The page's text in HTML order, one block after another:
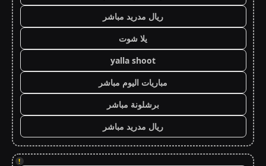
ريال مدريد مباشر
يلا شوت
yalla shoot
مباريات اليوم مباشر
برشلونة مباشر
ريال مدريد مباشر
!